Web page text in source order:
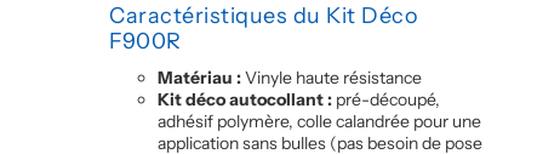
Caractéristiques du Kit Déco
F900R
Matériau :Vinyle haute résistance
Kit déco autocollant : pré-découpé,
adhésif polymère, colle calandrée pour une
application sans bulles (pas besoin de pose